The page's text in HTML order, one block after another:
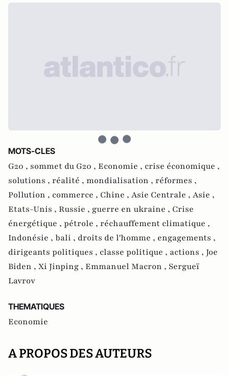
MOTS-CLES
G20 , sommet du G20 , Economie , crise économique ,
solutions , réalité , mondialisation , réformes ,
Pollution , commerce , Chine , Asie Centrale , Asie ,
Etats-Unis , Russie , guerre en ukraine , Crise
énergétique , pétrole , réchauffement climatique ,
Indonésie , bali , droits de l'homme , engagements ,
dirigeants politiques , classe politique , actions , Joe
Biden , Xi Jinping , Emmanuel Macron , Sergueï
Lavrov
THEMATIQUES
Economie
A PROPOS DES AUTEURS